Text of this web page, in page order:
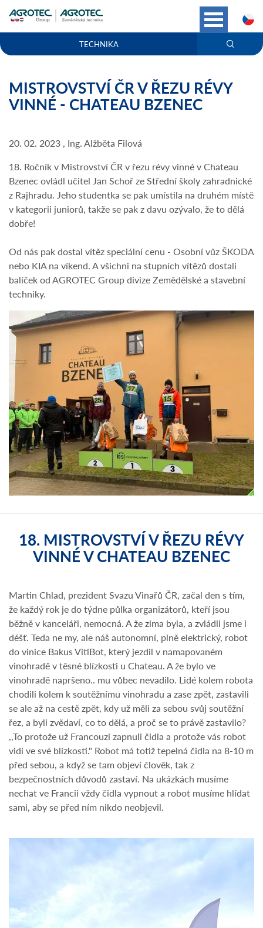
TECHNIKA
MISTROVSTVÍ ČR V ŘEZU RÉVY
VINNÉ - CHATEAU BZENEC
20. 02. 2023 , Ing. Alžběta Filová
18. Ročník v Mistrovství ČR v řezu révy vinné v Chateau
Bzenec ovládl učitel Jan Schoř ze Střední školy zahradnické
z Rajhradu. Jeho studentka se pak umístila na druhém místě
v kategorii juniorů, takže se pak z davu ozývalo, že to dělá
dobře!
Od nás pak dostal vítěz speciální cenu - Osobní vůz ŠKODA
nebo KIA na víkend. A všichni na stupních vítězů dostali
balíček od AGROTEC Group divize Zemědělské a stavební
techniky.
18. MISTROVSTVÍ V ŘEZU RÉVY
VINNÉ V CHATEAU BZENEC
Martin Chlad, prezident Svazu Vinařů ČR, začal den s tím,
že každý rok je do týdne půlka organizátorů, kteří jsou
běžně v kanceláři, nemocná. A že zima byla, a zvládli jsme i
déšť. Teda ne my, ale náš autonomní, plně elektrický, robot
do vinice Bakus VitiBot, který jezdil v namapovaném
vinohradě v těsné blízkosti u Chateau. A že bylo ve
vinohradě napršeno.. mu vůbec nevadilo. Lidé kolem robota
chodili kolem k soutěžnímu vinohradu a zase zpět, zastavili
se ale až na cestě zpět, kdy už měli za sebou svůj soutěžní
řez, a byli zvědaví, co to dělá, a proč se to právě zastavilo?
,,To protože už Francouzi zapnuli čidla a protože vás robot
vidí ve své blízkosti." Robot má totiž tepelná čidla na 8-10 m
před sebou, a když se tam objeví člověk, tak z
bezpečnostních důvodů zastaví. Na ukázkách musíme
nechat ve Francii vždy čidla vypnout a robot musíme hlídat
sami, aby se před ním nikdo neobjevil.